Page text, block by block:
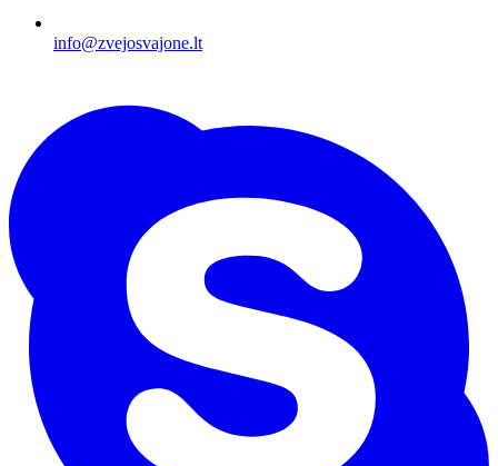
info@zvejosvajone.lt